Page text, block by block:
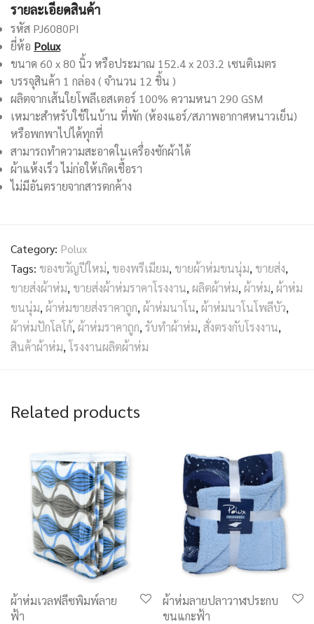
รายละเอียดสินค้า
รหัส PJ6080PI
ยี่ห้อ Polux
ขนาด 60 x 80 นิ้ว หรือประมาณ 152.4 x 203.2 เซนติเมตร
บรรจุสินค้า 1 กล่อง ( จำนวน 12 ชิ้น )
ผลิตจากเส้นใยโพลีเอสเตอร์ 100% ความหนา 290 GSM
เหมาะสำหรับใช้ในบ้าน ที่พัก (ห้องแอร์/สภาพอากาศหนาวเย็น)
หรือพกพาไปได้ทุกที่
สามารถทำความสะอาดในเครื่องซักผ้าได้
ผ้าแห้งเร็ว ไม่ก่อให้เกิดเชื้อรา
ไม่มีอันตรายจากสารตกค้าง
Category: Polux
Tags: ของขวัญปีใหม่, ของพรีเมียม, ขายผ้าห่มขนนุ่ม, ขายส่ง,
ขายส่งผ้าห่ม, ขายส่งผ้าห่มราคาโรงงาน, ผลิตผ้าห่ม, ผ้าห่ม, ผ้าห่ม
ขนนุ่ม, ผ้าห่มขายส่งราคาถูก, ผ้าห่มนาโน, ผ้าห่มนาโนโพลีบัว,
ผ้าห่มปักโลโก้, ผ้าห่มราคาถูก, รับทำผ้าห่ม, สั่งตรงกับโรงงาน,
สินค้าผ้าห่ม, โรงงานผลิตผ้าห่ม
Related products
ผ้าห่มเวลฟลีซพิมพ์ลาย
ฟ้า
ผ้าห่มลายปลาวาฬประกบ
ขนแกะฟ้า